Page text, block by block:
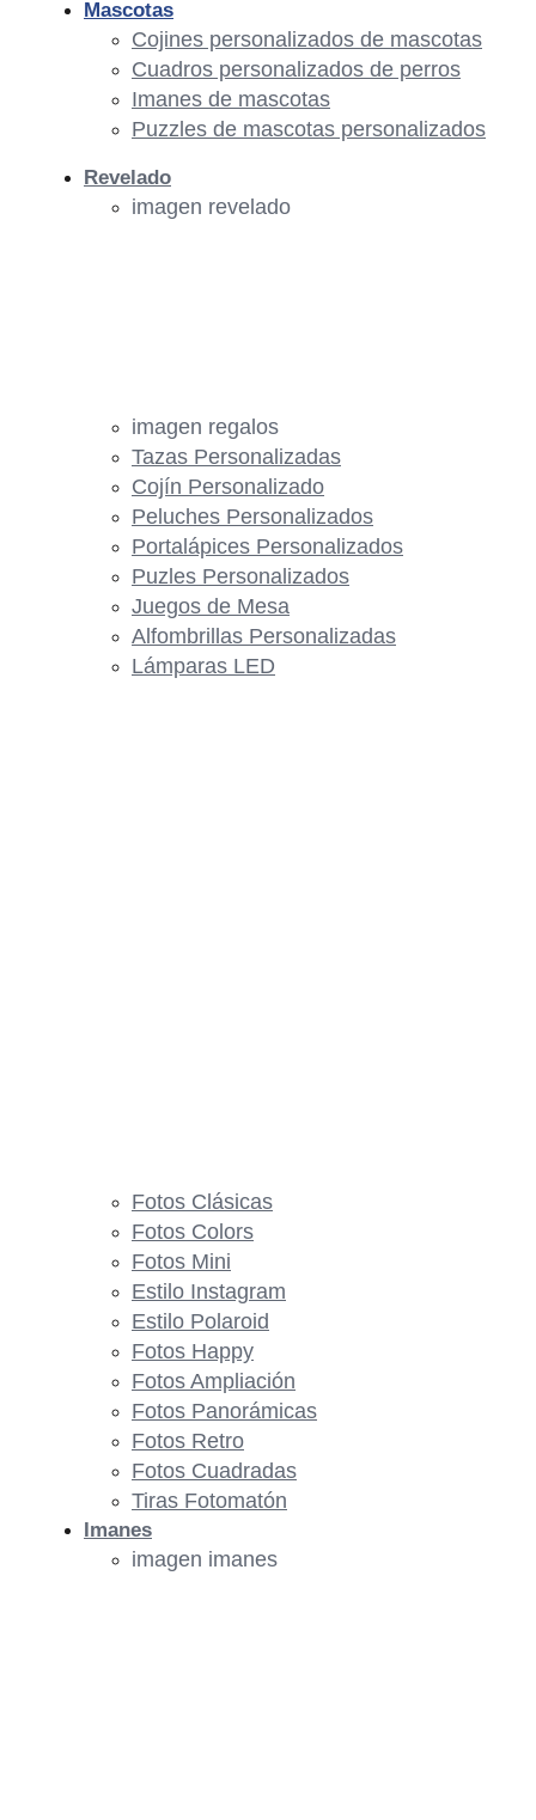
imagen regalos
Tazas Personalizadas
Cojín Personalizado
Peluches Personalizados
Portalápices Personalizados
Puzles Personalizados
Juegos de Mesa
Alfombrillas Personalizadas
Lámparas LED
Mascotas
Cojines personalizados de mascotas
Cuadros personalizados de perros
Imanes de mascotas
Puzzles de mascotas personalizados
Revelado
imagen revelado
Fotos Clásicas
Fotos Colors
Fotos Mini
Estilo Instagram
Estilo Polaroid
Fotos Happy
Fotos Ampliación
Fotos Panorámicas
Fotos Retro
Fotos Cuadradas
Tiras Fotomatón
Imanes
imagen imanes